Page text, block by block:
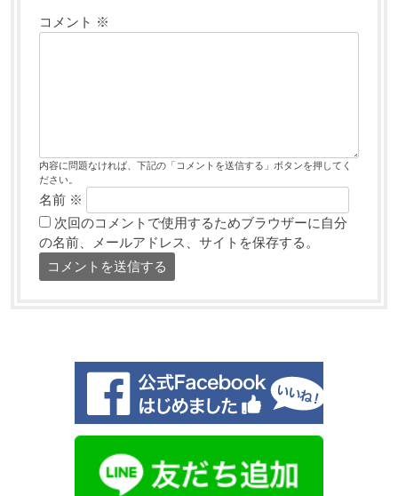
コメント ※
内容に問題なければ、下記の「コメントを送信する」ボタンを押してく
ださい。
名前 ※
次回のコメントで使用するためブラウザーに自分
の名前、メールアドレス、サイトを保存する。